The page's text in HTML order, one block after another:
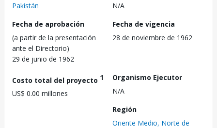
Pakistán
N/A
Fecha de aprobación
(a partir de la presentación
ante el Directorio)
29 de junio de 1962
Fecha de vigencia
28 de noviembre de 1962
Costo total del proyecto 1
US$ 0.00 millones
Organismo Ejecutor
N/A
Región
Oriente Medio, Norte de